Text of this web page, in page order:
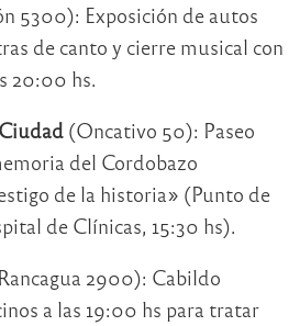
5300): Exposición de autos
de canto y cierre musical con
20:00 hs.
(Oncativo 50): Paseo
del Cordobazo
de la historia» (Punto de
de Clínicas, 15:30 hs).
2900): Cabildo
a las 19:00 hs para tratar